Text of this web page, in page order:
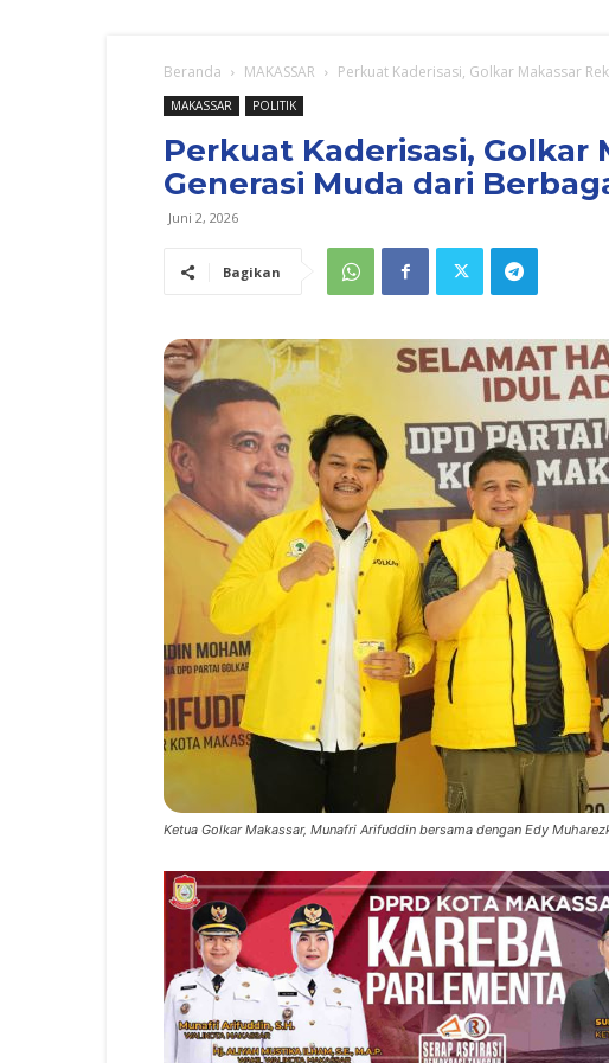
Beranda MAKASSAR Perkuat Kaderisasi, Golkar Makassar
MAKASSAR POLITIK
Perkuat Kaderisasi, Golkar
Generasi Muda dari
Juni 2, 2026
Bagikan
Ketua Golkar Makassar, Munafri Arifuddin bersama dengan Edy